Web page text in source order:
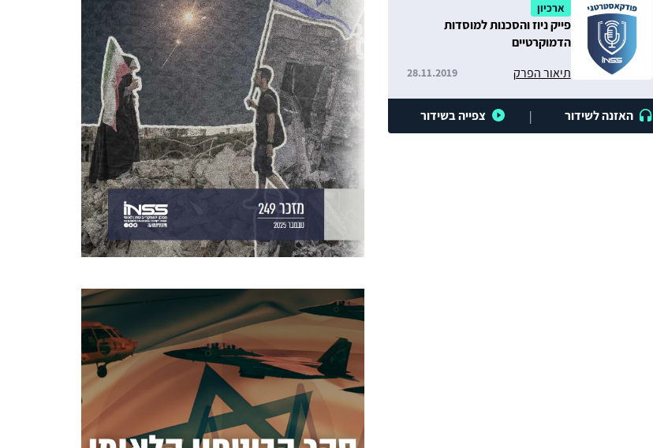
ארכיון
פייק ניוז והסכנות למוסדות
הדמוקרטיים
תיאור הפרק
28.11.2019
האזנה לשידור | צפייה בשידור